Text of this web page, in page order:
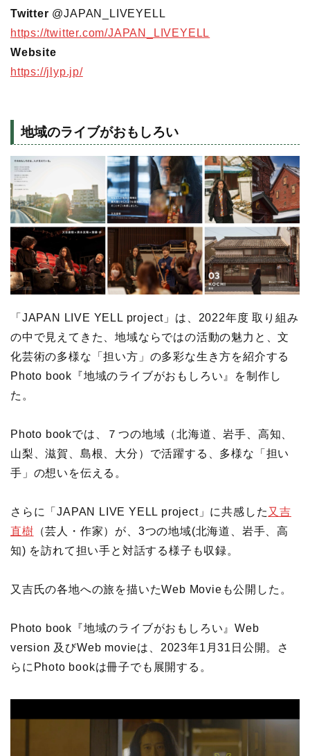
Twitter @JAPAN_LIVEYELL
https://twitter.com/JAPAN_LIVEYELL
Website
https://jlyp.jp/
地域のライブがおもしろい
「JAPAN LIVE YELL project」は、2022年度 取り組み
の中で見えてきた、地域ならではの活動の魅力と、文
化芸術の多様な「担い方」の多彩な生き方を紹介する
Photo book『地域のライブがおもしろい』を制作し
た。
Photo bookでは、７つの地域（北海道、岩手、高知、
山梨、滋賀、島根、大分）で活躍する、多様な「担い
手」の想いを伝える。
さらに「JAPAN LIVE YELL project」に共感した 又吉
直樹 （芸人・作家）が、3つの地域(北海道、岩手、高
知) を訪れて担い手と対話する様子も収録。
又吉氏の各地への旅を描いたWeb Movieも公開した。
Photo book『地域のライブがおもしろい』Web
version 及びWeb movieは、2023年1月31日公開。さ
らにPhoto bookは冊子でも展開する。